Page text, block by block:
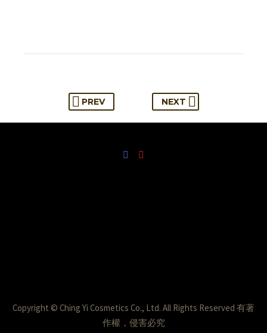
PREV NEXT
Copyright © Ching Yi Cosmetics Co., Ltd. All Rights Reserved 有著
作權，侵害必究